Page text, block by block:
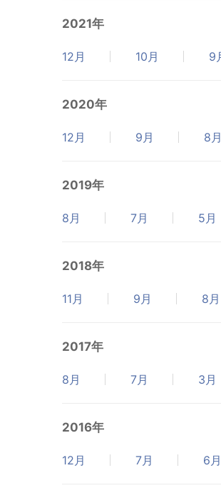
2021年
12月 10月 9
2020年
12月 9月 8月
2019年
8月 7月 5月
2018年
11月 9月 8月
2017年
8月 7月 3月
2016年
12月 7月 6月